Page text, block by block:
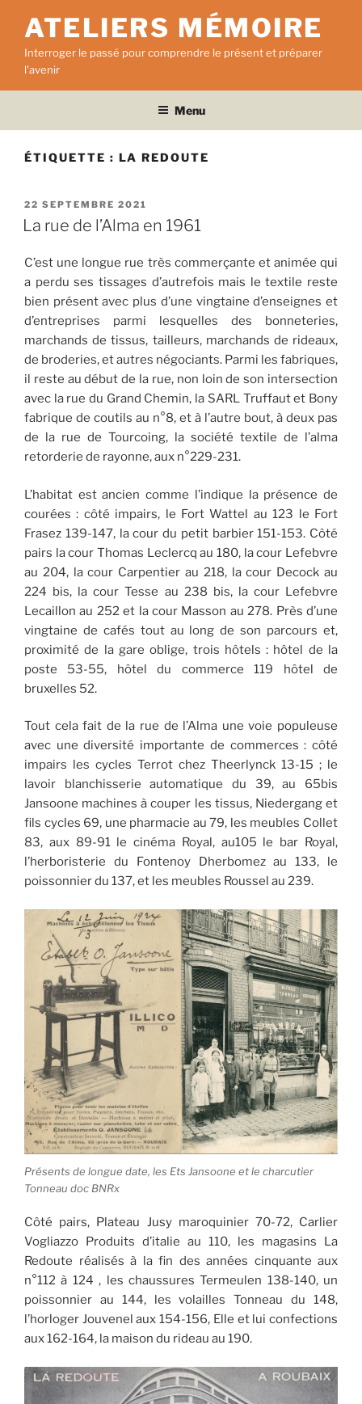
contenu
principal
ATELIERS MÉMOIRE
Interroger le passé pour comprendre le présent et préparer
l'avenir
Menu
ÉTIQUETTE : LA REDOUTE
PUBLIÉ
LE
22 SEPTEMBRE 2021
La rue de l’Alma en 1961
C’est une longue rue très commerçante et animée qui
a perdu ses tissages d’autrefois mais le textile reste
bien présent avec plus d’une vingtaine d’enseignes et
d’entreprises parmi lesquelles des bonneteries,
marchands de tissus, tailleurs, marchands de rideaux,
de broderies, et autres négociants. Parmi les fabriques,
il reste au début de la rue, non loin de son intersection
avec la rue du Grand Chemin, la SARL Truffaut et Bony
fabrique de coutils au n°8, et à l’autre bout, à deux pas
de la rue de Tourcoing, la société textile de l’alma
retorderie de rayonne, aux n°229-231.
L’habitat est ancien comme l’indique la présence de
courées : côté impairs, le Fort Wattel au 123 le Fort
Frasez 139-147, la cour du petit barbier 151-153. Côté
pairs la cour Thomas Leclercq au 180, la cour Lefebvre
au 204, la cour Carpentier au 218, la cour Decock au
224 bis, la cour Tesse au 238 bis, la cour Lefebvre
Lecaillon au 252 et la cour Masson au 278. Près d’une
vingtaine de cafés tout au long de son parcours et,
proximité de la gare oblige, trois hôtels : hôtel de la
poste 53-55, hôtel du commerce 119 hôtel de
bruxelles 52.
Tout cela fait de la rue de l’Alma une voie populeuse
avec une diversité importante de commerces : côté
impairs les cycles Terrot chez Theerlynck 13-15 ; le
lavoir blanchisserie automatique du 39, au 65bis
Jansoone machines à couper les tissus, Niedergang et
fils cycles 69, une pharmacie au 79, les meubles Collet
83, aux 89-91 le cinéma Royal, au105 le bar Royal,
l’herboristerie du Fontenoy Dherbomez au 133, le
poissonnier du 137, et les meubles Roussel au 239.
Présents de longue date, les Ets Jansoone et le charcutier
Tonneau doc BNRx
Côté pairs, Plateau Jusy maroquinier 70-72, Carlier
Vogliazzo Produits d’italie au 110, les magasins La
Redoute réalisés à la fin des années cinquante aux
n°112 à 124 , les chaussures Termeulen 138-140, un
poissonnier au 144, les volailles Tonneau du 148,
l’horloger Jouvenel aux 154-156, Elle et lui confections
aux 162-164, la maison du rideau au 190.